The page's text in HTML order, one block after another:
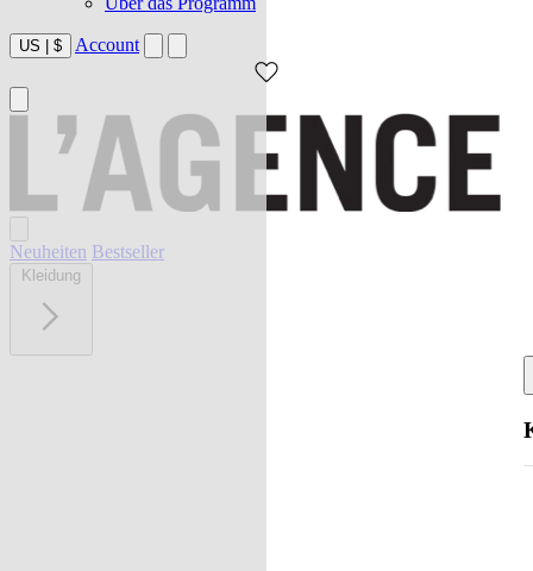
US $ Account
Neuheiten Bestseller
Kleidung